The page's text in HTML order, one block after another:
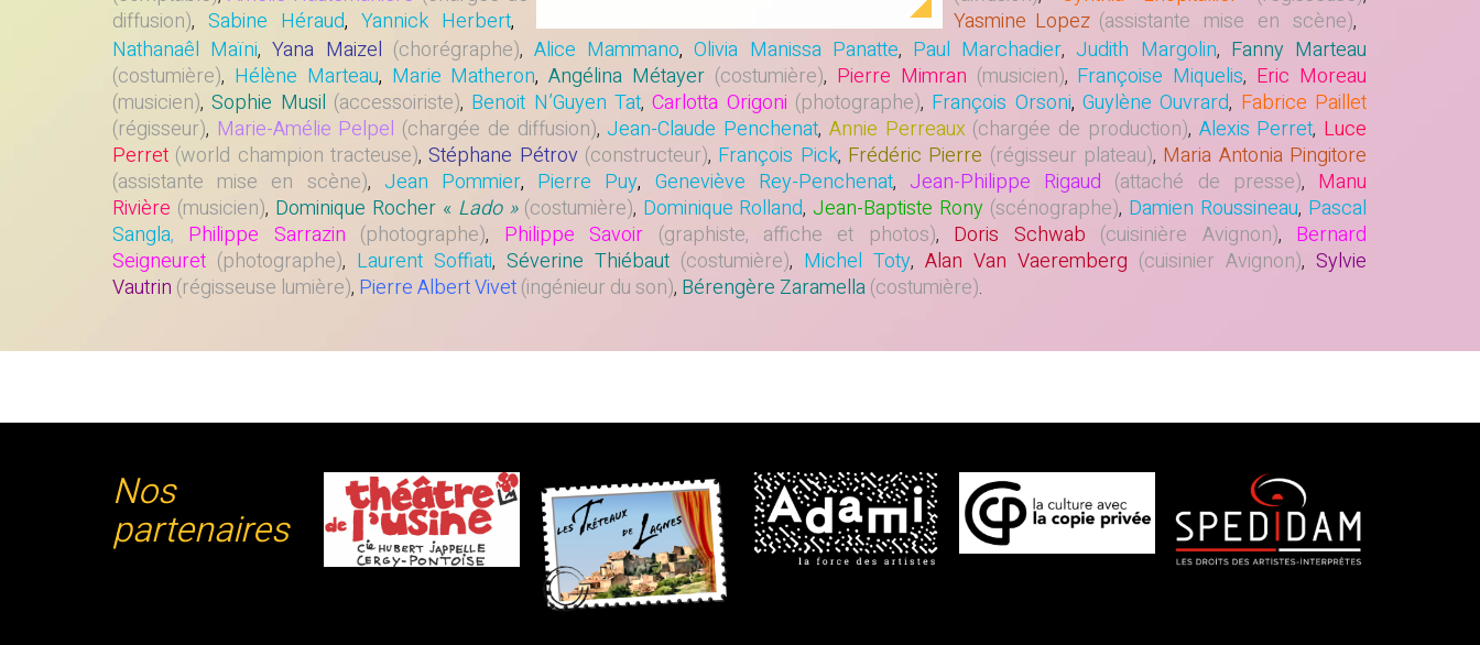
diffusion), Sabine Héraud, Yannick Herbert,
Yasmine Lopez (assistante mise en scène),
Nathanaêl Maïni,Yana Maizel (chorégraphe),Alice Mammano, Olivia Manissa Panatte, Paul Marchadier, Judith Margolin, Fanny Marteau
(costumière), Hélène Marteau, Marie Matheron, Angélina Métayer (costumière), Pierre Mimran (musicien), Françoise Miquelis, Eric Moreau
(musicien),Sophie Musil (accessoiriste), Benoit N’Guyen Tat,Carlotta Origoni (photographe), François Orsoni, Guylène Ouvrard, Fabrice Paillet
(régisseur), Marie-Amélie Pelpel (chargée de diffusion),Jean-Claude Penchenat, Annie Perreaux (chargée de production), Alexis Perret, Luce
Perret (world champion tracteuse),Stéphane Pétrov (constructeur), François Pick, Frédéric Pierre (régisseur plateau), Maria Antonia Pingitore
(assistante mise en scène), Jean Pommier, Pierre Puy, Geneviève Rey-Penchenat, Jean-Philippe Rigaud (attaché de presse), Manu
Rivière (musicien), Dominique Rocher « Lado » (costumière), Dominique Rolland,Jean-Baptiste Rony (scénographe), Damien Roussineau, Pascal
Sangla, Philippe Sarrazin (photographe), Philippe Savoir (graphiste, affiche et photos), Doris Schwab (cuisinière Avignon), Bernard
Seigneuret (photographe), Laurent Soffiati, Séverine Thiébaut (costumière), Michel Toty, Alan Van Vaeremberg (cuisinier Avignon), Sylvie
Vautrin (régisseuse lumière), Pierre Albert Vivet(ingénieur du son), Bérengère Zaramella(costumière).
Nos
partenaires